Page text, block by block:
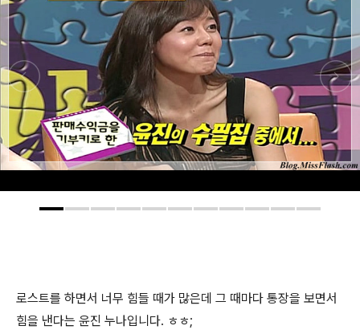
로스트를 하면서 너무 힘들 때가 많은데 그 때마다 통장을 보면서
힘을 낸다는 윤진 누나입니다. ㅎㅎ;